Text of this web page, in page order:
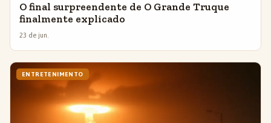
O final surpreendente de O Grande Truque
finalmente explicado
23 de jun.
ENTRETENIMENTO